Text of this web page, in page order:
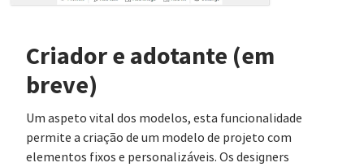
Criador e adotante (em
breve)
Um aspeto vital dos modelos, esta funcionalidade
permite a criação de um modelo de projeto com
elementos fixos e personalizáveis. Os designers